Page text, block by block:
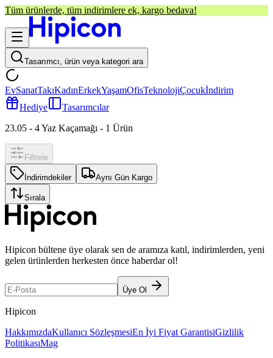
Tüm ürünlerde, tüm indirimlere ek, kargo bedava!
Tasarımcı, ürün veya kategori ara
EvSanatTakıKadınErkekYaşamOfisTeknolojiÇocukİndirim
Hediye
Tasarımcılar
23.05 - 4 Yaz Kaçamağı - 1 Ürün
Filtrele
İndirimdekiler Aynı Gün Kargo
Sırala
Hipicon bültene üye olarak sen de aramıza katıl, indirimlerden, yeni
gelen ürünlerden herkesten önce haberdar ol!
Üye Ol
Hipicon
HakkımızdaKullanıcı SözleşmesiEn İyi Fiyat GarantisiGizlilik
PolitikasıMag